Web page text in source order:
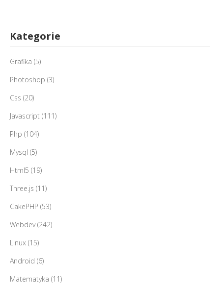
Kategorie
Grafika (5)
Photoshop (3)
Css (20)
Javascript (111)
Php (104)
Mysql (5)
Html5 (19)
Three.js (11)
CakePHP (53)
Webdev(242)
Linux (15)
Android (6)
Matematyka (11)